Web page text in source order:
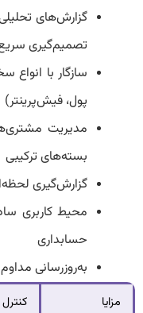
گزارش‌های
تصمیم‌گیری
سازگار با
پول، فیش‌پرینتر)
مدیریت
بسته‌های ترکیبی
گزارش‌گیری
محیط کاربری
حسابداری
به‌روزرسانی
مزایا